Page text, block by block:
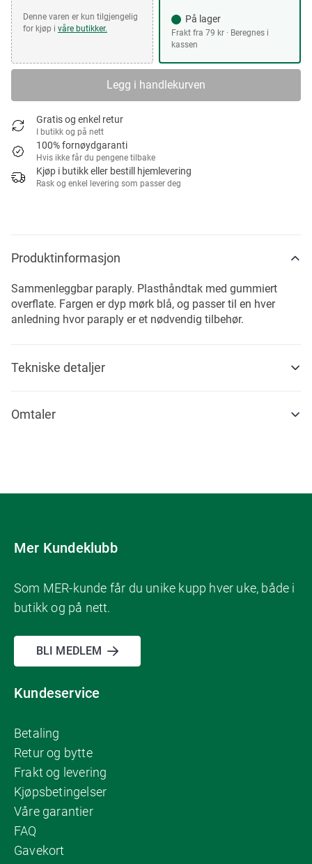
Denne varen er kun tilgjengelig
for kjøp i våre butikker.
På lager
Frakt fra 79 kr · Beregnes i
kassen
Legg i handlekurven
Gratis og enkel retur
I butikk og på nett
100% fornøydgaranti
Hvis ikke får du pengene tilbake
Kjøp i butikk eller bestill hjemlevering
Rask og enkel levering som passer deg
Produktinformasjon
Sammenleggbar paraply. Plasthåndtak med gummiert
overflate. Fargen er dyp mørk blå, og passer til en hver
anledning hvor paraply er et nødvendig tilbehør.
Tekniske detaljer
Omtaler
Mer Kundeklubb
Som MER-kunde får du unike kupp hver uke, både i
butikk og på nett.
BLI MEDLEM
Kundeservice
Betaling
Retur og bytte
Frakt og levering
Kjøpsbetingelser
Våre garantier
FAQ
Gavekort